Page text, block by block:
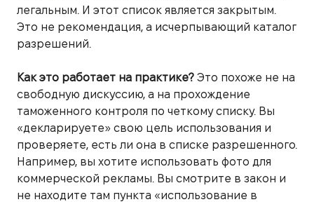
легальным. И этот список является закрытым.
Это не рекомендация, а исчерпывающий каталог
разрешений.
Как это работает на практике? Это похоже не на
свободную дискуссию, а на прохождение
таможенного контроля по четкому списку. Вы
«декларируете» свою цель использования и
проверяете, есть ли она в списке разрешенного.
Например, вы хотите использовать фото для
коммерческой рекламы. Вы смотрите в закон и
не находите там пункта «использование в